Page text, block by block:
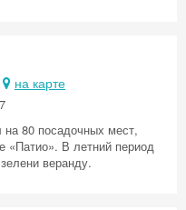
на карте
80 посадочных мест,
«Патио». В летний период
веранду.